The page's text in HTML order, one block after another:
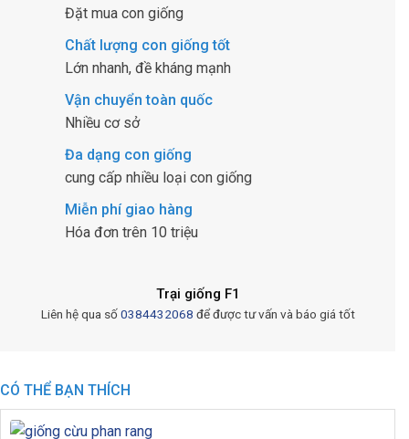
Đặt mua con giống
Chất lượng con giống tốt
Lớn nhanh, đề kháng mạnh
Vận chuyển toàn quốc
Nhiều cơ sở
Đa dạng con giống
cung cấp nhiều loại con giống
Miễn phí giao hàng
Hóa đơn trên 10 triệu
Trại giống F1
Liên hệ qua số0384432068 để được tư vấn và báo giá tốt
CÓ THỂ BẠN THÍCH